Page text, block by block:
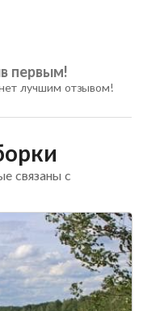
первым!
лучшим отзывом!
связаны с